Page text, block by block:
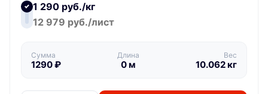
1 290 руб./кг
12 979 руб./лист
Сумма
1290₽
Длина
0м
Вес
10.062кг